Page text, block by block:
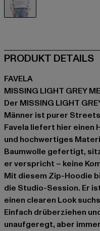
PRODUKT DETAILS
FAVELA
MISSING LIGHT GREY
Der MISSING LIGHT
Männer ist purer
Favela liefert hier einen
und hochwertiges
Baumwolle gefertigt,
er verspricht – keine
Mit diesem Zip-Hoodie
die Studio-Session. Er
einen clearen Look
Einfach drüberziehen
unaufgeregt, aber